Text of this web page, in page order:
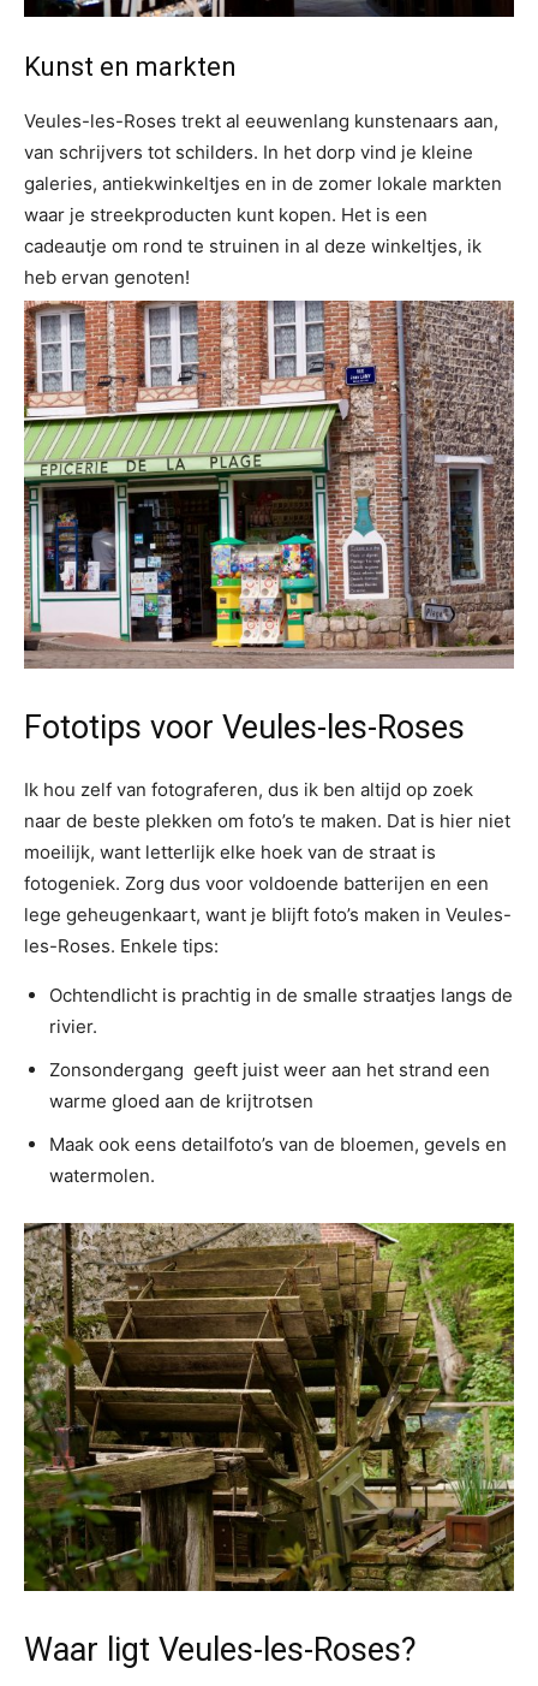
Kunst en markten
Veules-les-Roses trekt al eeuwenlang kunstenaars aan,
van schrijvers tot schilders. In het dorp vind je kleine
galeries, antiekwinkeltjes en in de zomer lokale markten
waar je streekproducten kunt kopen. Het is een
cadeautje om rond te struinen in al deze winkeltjes, ik
heb ervan genoten!
Fototips voor Veules-les-Roses
Ik hou zelf van fotograferen, dus ik ben altijd op zoek
naar de beste plekken om foto’s te maken. Dat is hier niet
moeilijk, want letterlijk elke hoek van de straat is
fotogeniek. Zorg dus voor voldoende batterijen en een
lege geheugenkaart, want je blijft foto’s maken in Veules-
les-Roses. Enkele tips:
Ochtendlicht is prachtig in de smalle straatjes langs de
rivier.
Zonsondergang geeft juist weer aan het strand een
warme gloed aan de krijtrotsen
Maak ook eens detailfoto’s van de bloemen, gevels en
watermolen.
Waar ligt Veules-les-Roses?